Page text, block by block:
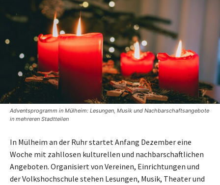
Adventsprogramm in Mülheim: Lesungen, Musik und Nachbarschaftsangebote
in mehreren Stadtteilen
In Mülheim an der Ruhr startet Anfang Dezember eine
Woche mit zahllosen kulturellen und nachbarschaftlichen
Angeboten. Organisiert von Vereinen, Einrichtungen und
der Volkshochschule stehen Lesungen, Musik, Theater und